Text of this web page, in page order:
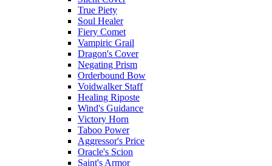
True Piety
Soul Healer
Fiery Comet
Vampiric Grail
Dragon's Cover
Negating Prism
Orderbound Bow
Voidwalker Staff
Healing Riposte
Wind's Guidance
Victory Horn
Taboo Power
Aggressor's Price
Oracle's Scion
Saint's Armor